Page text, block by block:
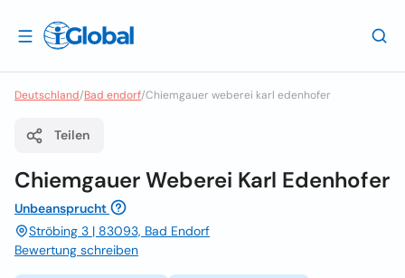
Deutschland/Bad endorf/Chiemgauer weberei karl edenhofer
Teilen
Chiemgauer Weberei Karl Edenhofer
Unbeansprucht
Ströbing 3 | 83093, Bad Endorf
Bewertung schreiben